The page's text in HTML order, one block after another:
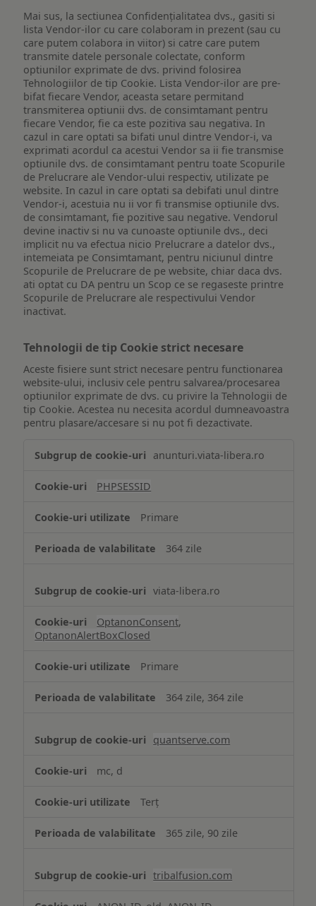
Mai sus, la sectiunea Confidențialitatea dvs., gasiti si
lista Vendor-ilor cu care colaboram in prezent (sau cu
care putem colabora in viitor) si catre care putem
transmite datele personale colectate, conform
optiunilor exprimate de dvs. privind folosirea
Tehnologiilor de tip Cookie. Lista Vendor-ilor are pre-
bifat fiecare Vendor, aceasta setare permitand
transmiterea optiunii dvs. de consimtamant pentru
fiecare Vendor, fie ca este pozitiva sau negativa. In
cazul in care optati sa bifati unul dintre Vendor-i, va
exprimati acordul ca acestui Vendor sa ii fie transmise
optiunile dvs. de consimtamant pentru toate Scopurile
de Prelucrare ale Vendor-ului respectiv, utilizate pe
website. In cazul in care optati sa debifati unul dintre
Vendor-i, acestuia nu ii vor fi transmise optiunile dvs.
de consimtamant, fie pozitive sau negative. Vendorul
devine inactiv si nu va cunoaste optiunile dvs., deci
implicit nu va efectua nicio Prelucrare a datelor dvs.,
intemeiata pe Consimtamant, pentru niciunul dintre
Scopurile de Prelucrare de pe website, chiar daca dvs.
ati optat cu DA pentru un Scop ce se regaseste printre
Scopurile de Prelucrare ale respectivului Vendor
inactivat.
Tehnologii de tip Cookie strict necesare
Aceste fisiere sunt strict necesare pentru functionarea
website-ului, inclusiv cele pentru salvarea/procesarea
optiunilor exprimate de dvs. cu privire la Tehnologii de
tip Cookie. Acestea nu necesita acordul dumneavoastra
pentru plasare/accesare si nu pot fi dezactivate.
de
Cookie
necesare
anunturi.viata-libera.ro
PHPSESSID
Primare
364 zile
viata-libera.ro
OptanonConsent,
OptanonAlertBoxClosed
Primare
364 zile, 364 zile
quantserve.com
mc, d
Terț
365 zile, 90 zile
tribalfusion.com